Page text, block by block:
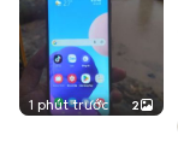
1 phút trước 2